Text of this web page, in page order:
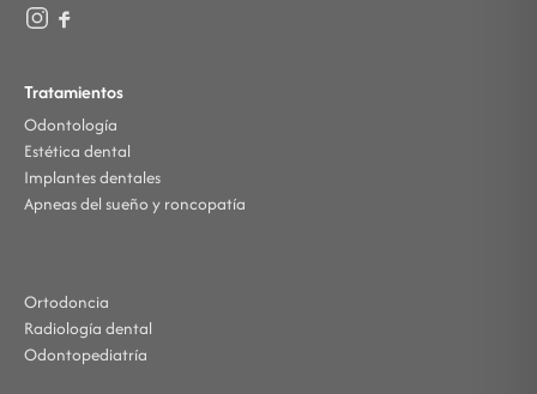
Tratamientos
Odontología
Estética dental
Implantes dentales
Apneas del sueño y roncopatía
Ortodoncia
Radiología dental
Odontopediatría